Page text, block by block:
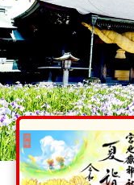
当ホームページで掲載の